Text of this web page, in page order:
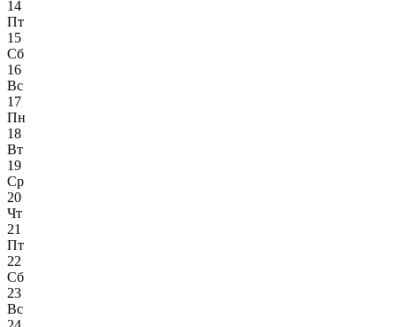
14
Пт
15
Сб
16
Вс
17
Пн
18
Вт
19
Ср
20
Чт
21
Пт
22
Сб
23
Вс